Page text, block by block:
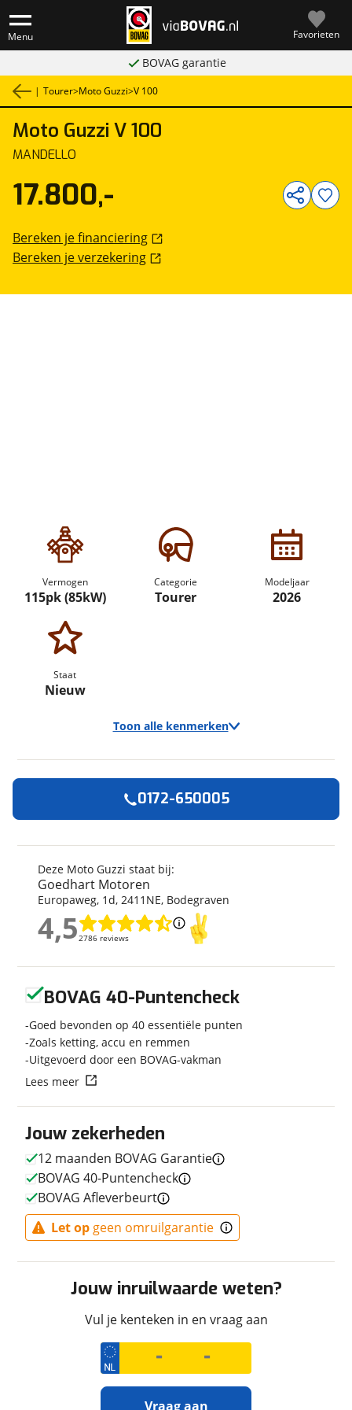
Menu Favorieten
BOVAG garantie
| Tourer>Moto Guzzi>V 100
Moto Guzzi V 100
MANDELLO
Vermogen
115pk (85kW)
Categorie
Tourer
Modeljaar
2026
Staat
Nieuw
Toon alle kenmerken
Merk
Moto Guzzi
Model
Bouwjaar
Modeljaar
2026
Categorie
Tourer
A rijbewijs
Soort voertuig
Motor
Nieuw of occasion
Nieuw
Techniek
Afmetingen en gewicht
Maximaal toelaatbaar
gewicht
233 kg
GRIGIO TITANIO
17.800,-
Bereken je financiering
Bereken je verzekering
Deze Moto Guzzi staat bij:
Goedhart Motoren
Europaweg, 1d, 2411NE, Bodegraven
4,52786 reviews
4,52786 reviews
0172-650005
Jouw zekerheden
12 maanden BOVAG Garantie
BOVAG 40-Puntencheck
BOVAG Afleverbeurt
Let op geen omruilgarantie
Jouw inruilwaarde weten?
Vul je kenteken in en vraag aan
Vraag aan
BOVAG 40-Puntencheck
Goed bevonden op 40 essentiële punten
Zoals ketting, accu en remmen
Uitgevoerd door een BOVAG-vakman
Lees meer